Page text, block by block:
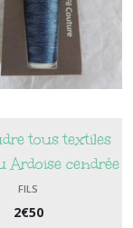
tous textiles
Ardoise cendrée
Foncé
FILS
2€50